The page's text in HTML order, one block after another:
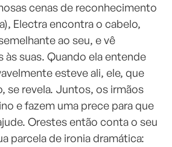
cenas de reconhecimento
Electra encontra o cabelo,
ao seu, e vê
às suas. Quando ela entende
esteve ali, ele, que
se revela. Juntos, os irmãos
e fazem uma prece para que
Orestes então conta o seu
parcela de ironia dramática: